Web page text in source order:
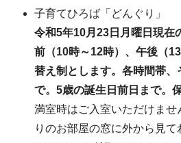
子育てひろば「どんぐり」
令和5年10月23日月曜日現在
前（10時～12時）、午後（
替え制とします。各時間帯、
で。5歳の誕生日前日まで。
満室時はご入室いただけませ
りのお部屋の窓に外から見て